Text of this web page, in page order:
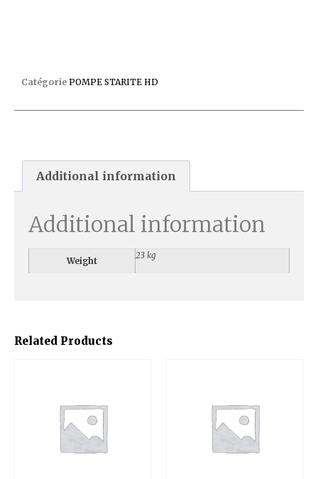
Related Products
Catégorie POMPE STARITE HD
Additional information
Additional information
Weight
23 kg